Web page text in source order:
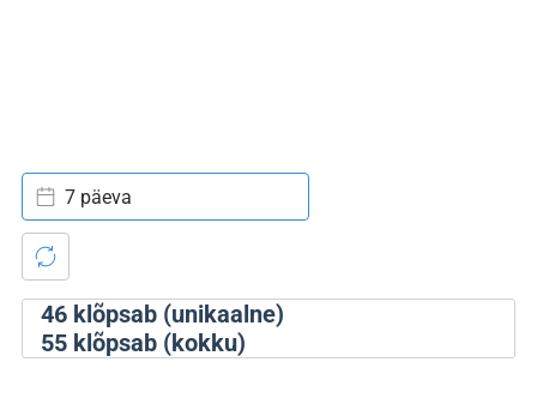
46klõpsab (unikaalne)
55klõpsab (kokku)
7 päeva